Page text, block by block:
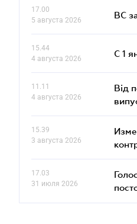
17.00
5 августа 2026
ВС
15.44
4 августа 2026
С 1
11.11
4 августа 2026
Від
15.39
3 августа 2026
17.03
31 июля 2026